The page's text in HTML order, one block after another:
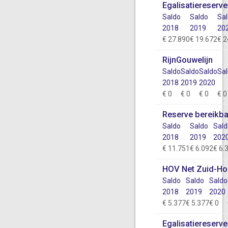
Saldo
2018
Saldo
2019
€ 27.890€ 19.672€
RijnGouwelijn
Saldo
2018
Saldo
2019
Saldo
2020
€ 0 € 0 € 0 € 0
Reserve
Saldo
2018
Saldo
2019
€ 11.751€ 6.092€
HOV Net Zuid-
Saldo
2018
Saldo
2019
Saldo
2020
€ 5.377€ 5.377€ 0
Egalisatiereserve